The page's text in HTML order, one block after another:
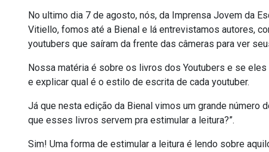
No ultimo dia 7 de agosto, nós, da Imprensa Jovem da
Vitiello, fomos até a Bienal e lá entrevistamos autores,
youtubers que saíram da frente das câmeras para ver
Nossa matéria é sobre os livros dos Youtubers e se
e explicar qual é o estilo de escrita de cada youtuber.
Já que nesta edição da Bienal vimos um grande número
que esses livros servem pra estimular a leitura?”.
Sim! Uma forma de estimular a leitura é lendo sobre